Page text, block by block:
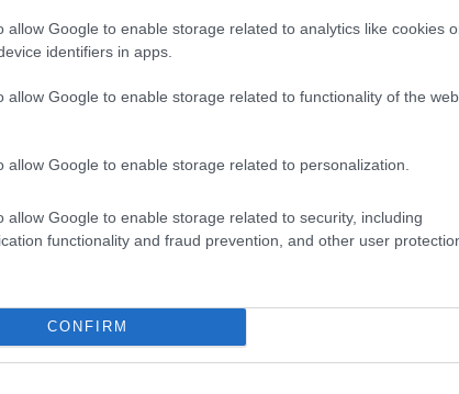
allow Google to enable storage related to analytics like cookies
identifiers in apps.
allow Google to enable storage related to functionality of the
allow Google to enable storage related to personalization.
allow Google to enable storage related to security, including
functionality and fraud prevention, and other user
CONFIRM
GIULIANO LEBELLI